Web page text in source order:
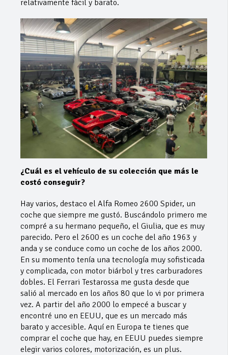
relativamente fácil y barato.
¿Cuál es el vehículo de su colección que más le
costó conseguir?
Hay varios, destaco el Alfa Romeo 2600 Spider, un
coche que siempre me gustó. Buscándolo primero me
compré a su hermano pequeño, el Giulia, que es muy
parecido. Pero el 2600 es un coche del año 1963 y
anda y se conduce como un coche de los años 2000.
En su momento tenía una tecnología muy sofisticada
y complicada, con motor biárbol y tres carburadores
dobles. El Ferrari Testarossa me gusta desde que
salió al mercado en los años 80 que lo vi por primera
vez. A partir del año 2000 lo empecé a buscar y
encontré uno en EEUU, que es un mercado más
barato y accesible. Aquí en Europa te tienes que
comprar el coche que hay, en EEUU puedes siempre
elegir varios colores, motorización, es un plus.